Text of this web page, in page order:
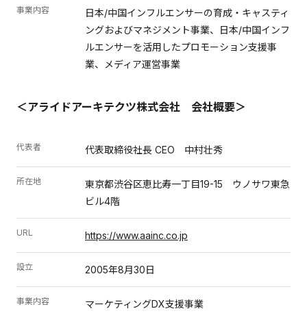
事業内容
日本/中国インフルエンサーの育成・キャスティ
ングおよびマネジメント事業、日本/中国インフ
ルエンサーを活用したプロモーション支援事
業、メディア運営事業
＜アライドアーキテクツ株式会社 会社概要＞
代表者 代表取締役社長 CEO 中村壮秀
所在地
東京都渋谷区恵比寿一丁目19-15 ウノサワ東急
ビル4階
URL https://www.aainc.co.jp
設立 2005年8月30日
事業内容 マーケティングDX支援事業